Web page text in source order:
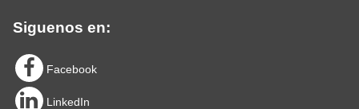
Siguenos en:
Facebook
LinkedIn